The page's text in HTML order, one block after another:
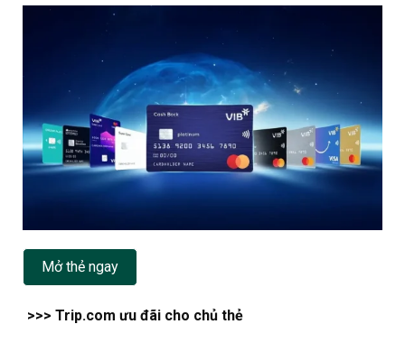
Mở thẻ ngay
>>> Trip.com ưu đãi cho chủ thẻ